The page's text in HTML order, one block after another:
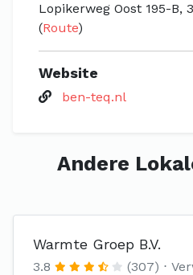
Lopikerweg Oost 195-B,
(Route)
Website
ben-teq.nl
Andere
Warmte Groep B.V.
3.8 (307)